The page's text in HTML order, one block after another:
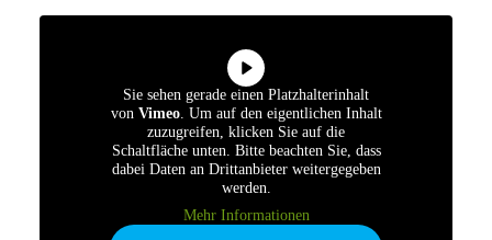
Sie sehen gerade einen Platzhalterinhalt
von Vimeo. Um auf den eigentlichen Inhalt
zuzugreifen, klicken Sie auf die
Schaltfläche unten. Bitte beachten Sie, dass
dabei Daten an Drittanbieter weitergegeben
werden.
Mehr Informationen